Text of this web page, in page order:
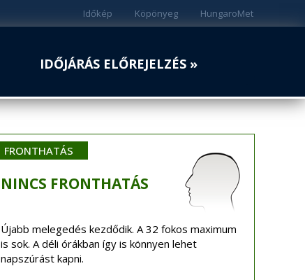
HungaroMet
Köpönyeg
Időkép
IDŐJÁRÁS ELŐREJELZÉS »
FRONTHATÁS
NINCS FRONTHATÁS
Újabb melegedés kezdődik. A 32 fokos maximum
is sok. A déli órákban így is könnyen lehet
napszúrást kapni.